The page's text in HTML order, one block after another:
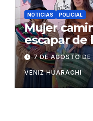
NOTICIAS POLICIAL
Mujer
escapar de
Potosí
7 DE AGOSTO
VENIZ HUARACHI